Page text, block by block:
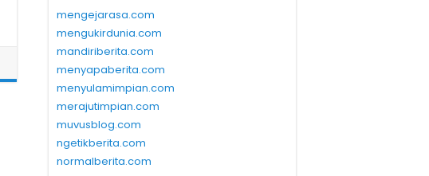
mengejarasa.com
mengukirdunia.com
mandiriberita.com
menyapaberita.com
menyulamimpian.com
merajutimpian.com
muvusblog.com
ngetikberita.com
normalberita.com